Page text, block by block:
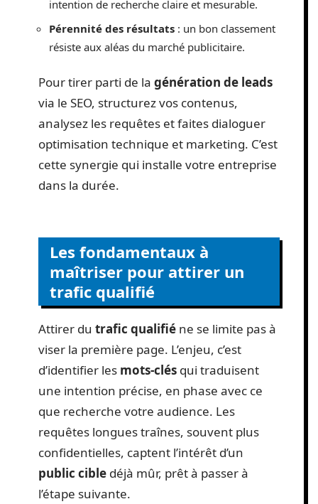
intention de recherche claire et mesurable.
Pérennité des résultats : un bon classement
résiste aux aléas du marché publicitaire.
Pour tirer parti de la génération de leads
via le SEO, structurez vos contenus,
analysez les requêtes et faites dialoguer
optimisation technique et marketing. C’est
cette synergie qui installe votre entreprise
dans la durée.
Les fondamentaux à
maîtriser pour attirer un
trafic qualifié
Attirer du trafic qualifié ne se limite pas à
viser la première page. L’enjeu, c’est
d’identifier les mots-clés qui traduisent
une intention précise, en phase avec ce
que recherche votre audience. Les
requêtes longues traînes, souvent plus
confidentielles, captent l’intérêt d’un
public cible déjà mûr, prêt à passer à
l’étape suivante.